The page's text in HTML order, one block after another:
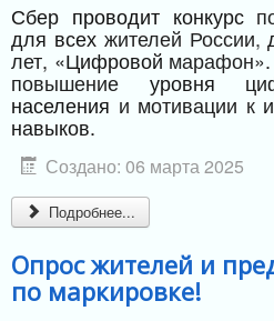
Сбер проводит конкурс
для всех жителей России,
лет, «Цифровой марафон»
повышение уровня
населения и мотивации к
навыков.
Создано: 06 марта 2025
Подробнее...
Опрос жителей и
по маркировке!